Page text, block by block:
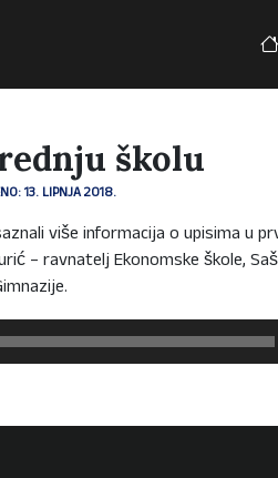
školu
13. LIPNJA 2018.
više informacija o upisima u
– ravnatelj Ekonomske škole,